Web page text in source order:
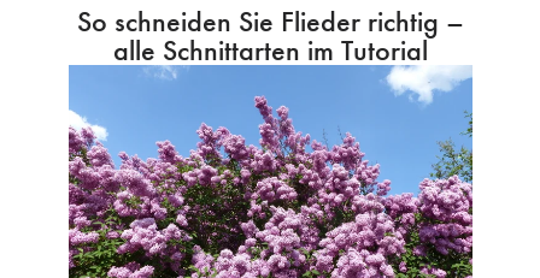
So schneiden Sie Flieder richtig –
alle Schnittarten im Tutorial